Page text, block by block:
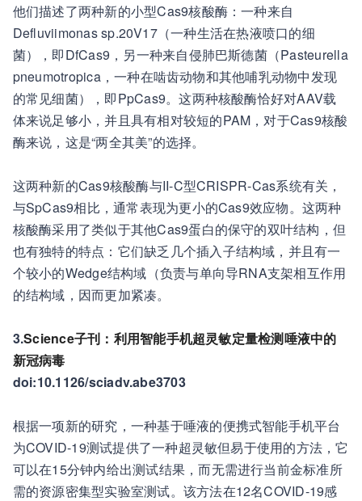
他们描述了两种新的小型Cas9核酸酶：一种来自
Defluviimonas sp.20V17（一种生活在热液喷口的细
菌），即DfCas9，另一种来自侵肺巴斯德菌（Pasteurella
pneumotropica，一种在啮齿动物和其他哺乳动物中发现
的常见细菌），即PpCas9。这两种核酸酶恰好对AAV载
体来说足够小，并且具有相对较短的PAM，对于Cas9核酸
酶来说，这是“两全其美”的选择。
这两种新的Cas9核酸酶与II-C型CRISPR-Cas系统有关，
与SpCas9相比，通常表现为更小的Cas9效应物。这两种
核酸酶采用了类似于其他Cas9蛋白的保守的双叶结构，但
也有独特的特点：它们缺乏几个插入子结构域，并且有一
个较小的Wedge结构域（负责与单向导RNA支架相互作用
的结构域，因而更加紧凑。
3.Science子刊：利用智能手机超灵敏定量检测唾液中的
新冠病毒
doi:10.1126/sciadv.abe3703
根据一项新的研究，一种基于唾液的便携式智能手机平台
为COVID-19测试提供了一种超灵敏但易于使用的方法，它
可以在15分钟内给出测试结果，而无需进行当前金标准所
需的资源密集型实验室测试。该方法在12名COVID-19感